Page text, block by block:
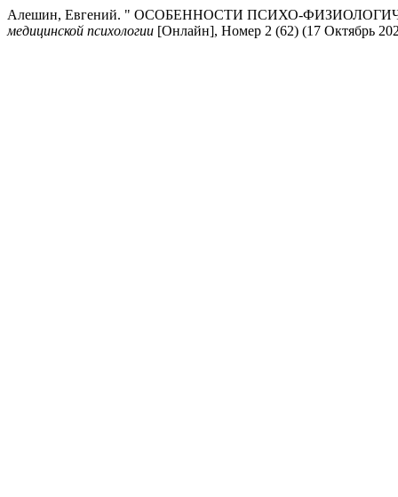
Алешин, Евгений. " ОСОБЕННОСТИ ПСИХО-
медицинской психологии [Онлайн], Номер 2 (62) (17 Октябрь